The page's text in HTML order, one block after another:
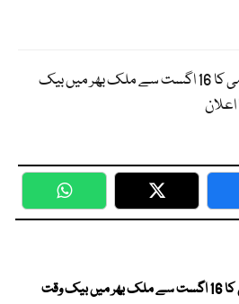
جماعت اسلامی کا 16 اگست سے ملک بھر میں بیک
WhatsApp Twitter
جماعت اسلامی کا 16 اگست سے ملک بھر میں بیک وقت